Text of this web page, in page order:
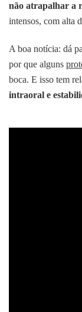
não atrapalhar a
intensos, com alta
A boa notícia: dá
por que alguns
boca. E isso tem
intraoral e